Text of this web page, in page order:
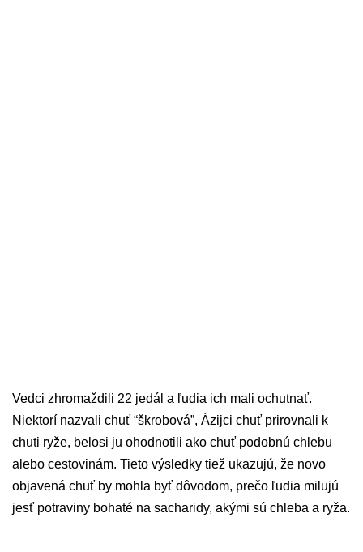
Vedci zhromaždili 22 jedál a ľudia ich mali ochutnať.
Niektorí nazvali chuť “škrobová”, Ázijci chuť prirovnali k
chuti ryže, belosi ju ohodnotili ako chuť podobnú chlebu
alebo cestovinám. Tieto výsledky tiež ukazujú, že novo
objavená chuť by mohla byť dôvodom, prečo ľudia milujú
jesť potraviny bohaté na sacharidy, akými sú chleba a ryža.